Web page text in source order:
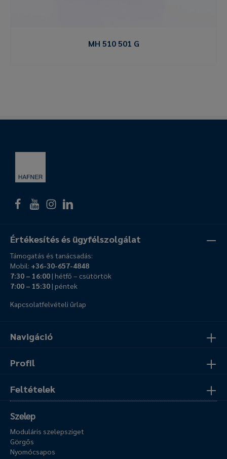
MH 510 501 G
Navigáció
Profil
Feltételek
Értékesítés és ügyfélszolgálat
Támogatás és tanácsadás:
Mobil: +36-30-657-4848
7:30 – 16:00| hétfő – csütörtök
7:00 – 15:30| péntek
Kapcsolatfelvételi űrlap
Szelep
Moduláris szelepsziget
Görgős
Nyomócsapos